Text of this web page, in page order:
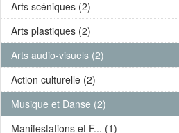
Arts scéniques (2)
Arts plastiques (2)
Arts audio-visuels (2)
Action culturelle (2)
Musique et Danse (2)
Manifestations et F... (1)